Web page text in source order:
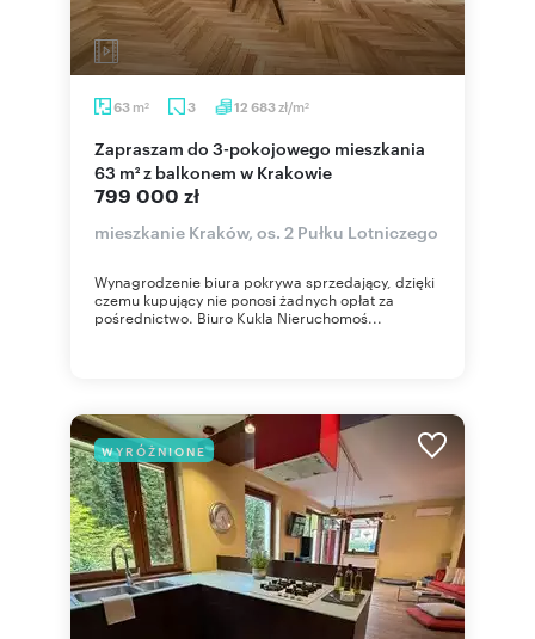
63 m2 3 12 683zł/m2
Zapraszam do 3-pokojowego mieszkania
63 m² z balkonem w Krakowie
799 000 zł
mieszkanie Kraków, os. 2 Pułku Lotniczego
Wynagrodzenie biura pokrywa sprzedający, dzięki
czemu kupujący nie ponosi żadnych opłat za
pośrednictwo. Biuro Kukla Nieruchomoś...
WYRÓŻNIONE